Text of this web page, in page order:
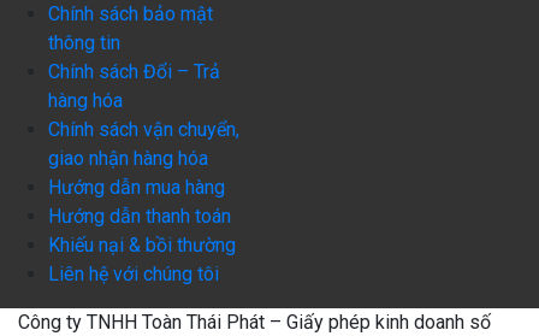
Chính sách bảo mật
thông tin
Chính sách Đổi – Trả
hàng hóa
Chính sách vận chuyển,
giao nhận hàng hóa
Hướng dẫn mua hàng
Hướng dẫn thanh toán
Khiếu nại & bồi thường
Liên hệ với chúng tôi
Công ty TNHH Toàn Thái Phát – Giấy phép kinh doanh số